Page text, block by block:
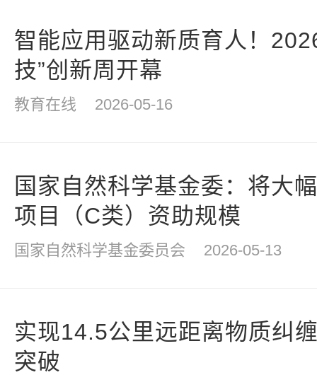
智能应用驱动新质育人！
技”创新周开幕
教育在线 2026-05-16
国家自然科学基金委：将大
项目（C类）资助规模
国家自然科学基金委员会 2026-05-13
实现14.5公里远距离物质纠
突破